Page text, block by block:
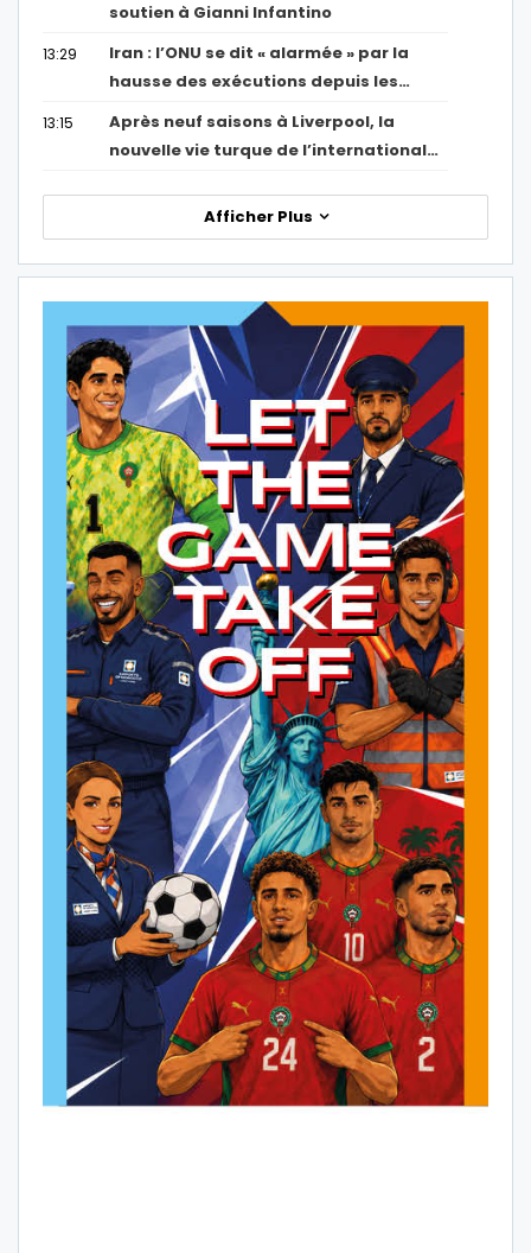
soutien à Gianni Infantino
13:29
Iran : l’ONU se dit « alarmée » par la
hausse des exécutions depuis les…
13:15
Après neuf saisons à Liverpool, la
nouvelle vie turque de l’international…
Afficher Plus